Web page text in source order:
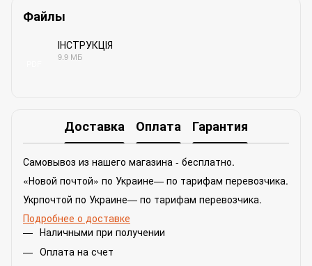
Файлы
ІНСТРУКЦІЯ
9.9 МБ
Доставка Оплата Гарантия
Самовывоз из нашего магазина - бесплатно.
«Новой почтой» по Украине— по тарифам перевозчика.
Укрпочтой по Украине— по тарифам перевозчика.
Подробнее о доставке
Наличными при получении
Оплата на счет